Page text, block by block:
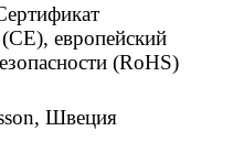
европейский
(RoHS)
Швеция